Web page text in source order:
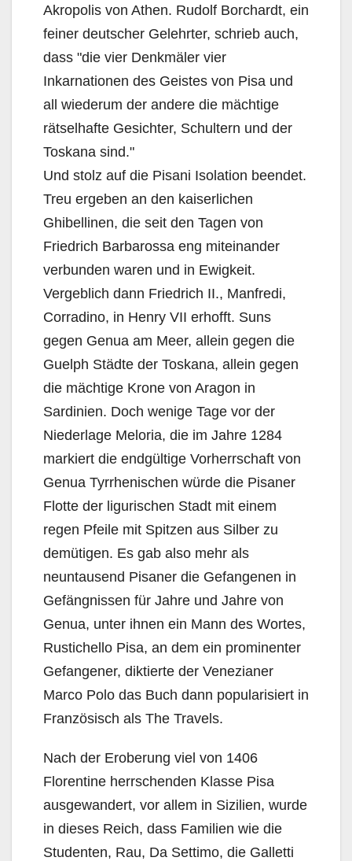
Akropolis von Athen. Rudolf Borchardt, ein
feiner deutscher Gelehrter, schrieb auch,
dass "die vier Denkmäler vier
Inkarnationen des Geistes von Pisa und
all wiederum der andere die mächtige
rätselhafte Gesichter, Schultern und der
Toskana sind."
Und stolz auf die Pisani Isolation beendet.
Treu ergeben an den kaiserlichen
Ghibellinen, die seit den Tagen von
Friedrich Barbarossa eng miteinander
verbunden waren und in Ewigkeit.
Vergeblich dann Friedrich II., Manfredi,
Corradino, in Henry VII erhofft. Suns
gegen Genua am Meer, allein gegen die
Guelph Städte der Toskana, allein gegen
die mächtige Krone von Aragon in
Sardinien. Doch wenige Tage vor der
Niederlage Meloria, die im Jahre 1284
markiert die endgültige Vorherrschaft von
Genua Tyrrhenischen würde die Pisaner
Flotte der ligurischen Stadt mit einem
regen Pfeile mit Spitzen aus Silber zu
demütigen. Es gab also mehr als
neuntausend Pisaner die Gefangenen in
Gefängnissen für Jahre und Jahre von
Genua, unter ihnen ein Mann des Wortes,
Rustichello Pisa, an dem ein prominenter
Gefangener, diktierte der Venezianer
Marco Polo das Buch dann popularisiert in
Französisch als The Travels.
Nach der Eroberung viel von 1406
Florentine herrschenden Klasse Pisa
ausgewandert, vor allem in Sizilien, wurde
in dieses Reich, dass Familien wie die
Studenten, Rau, Da Settimo, die Galletti